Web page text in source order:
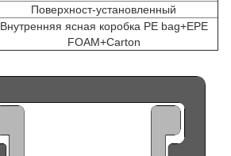
Поверхност-установленный
Внутренняя ясная коробка PE bag+EPE
FOAM+Carton